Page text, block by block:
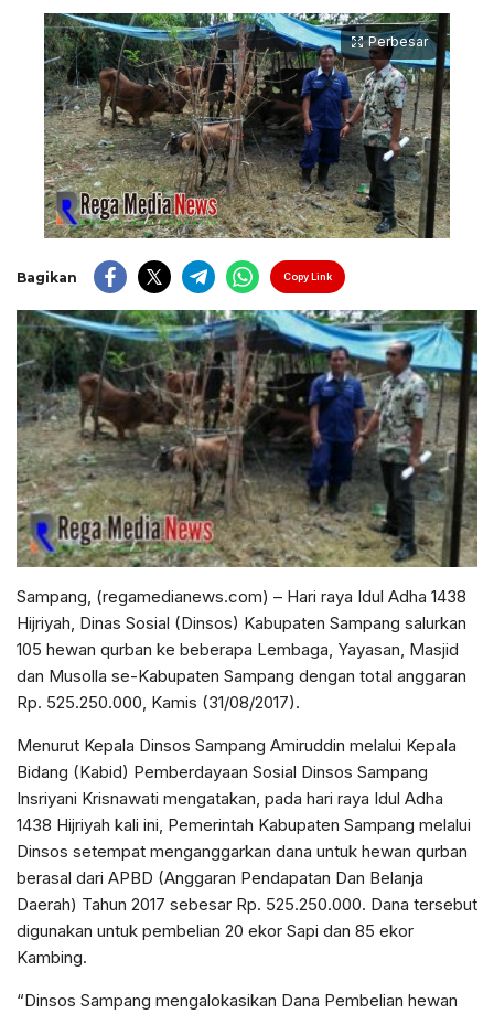
Perbesar
Bagikan Copy Link
Sampang, (regamedianews.com) – Hari raya Idul Adha 1438
Hijriyah, Dinas Sosial (Dinsos) Kabupaten Sampang salurkan
105 hewan qurban ke beberapa Lembaga, Yayasan, Masjid
dan Musolla se-Kabupaten Sampang dengan total anggaran
Rp. 525.250.000, Kamis (31/08/2017).
Menurut Kepala Dinsos Sampang Amiruddin melalui Kepala
Bidang (Kabid) Pemberdayaan Sosial Dinsos Sampang
Insriyani Krisnawati mengatakan, pada hari raya Idul Adha
1438 Hijriyah kali ini, Pemerintah Kabupaten Sampang melalui
Dinsos setempat menganggarkan dana untuk hewan qurban
berasal dari APBD (Anggaran Pendapatan Dan Belanja
Daerah) Tahun 2017 sebesar Rp. 525.250.000. Dana tersebut
digunakan untuk pembelian 20 ekor Sapi dan 85 ekor
Kambing.
“Dinsos Sampang mengalokasikan Dana Pembelian hewan